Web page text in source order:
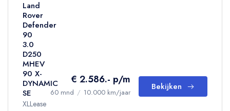
Land
Rover
Defender
90
3.0
D250
MHEV
90 X-
DYNAMIC
SE
XLLease
€ 2.586.- p/m
60 mnd / 10.000 km/jaar
Bekijken